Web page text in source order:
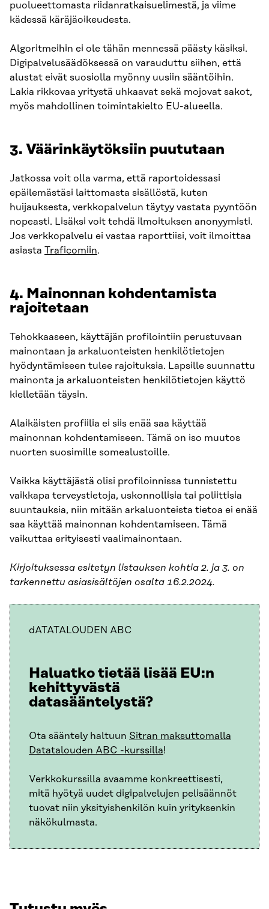
puolueettomasta riidanratkaisuelimestä, ja viime
kädessä käräjäoikeudesta.
Algoritmeihin ei ole tähän mennessä päästy käsiksi.
Digipalvelusäädöksessä on varauduttu siihen, että
alustat eivät suosiolla myönny uusiin sääntöihin.
Lakia rikkovaa yritystä uhkaavat sekä mojovat sakot,
myös mahdollinen toimintakielto EU-alueella.
3. Väärinkäytöksiin puututaan
Jatkossa voit olla varma, että raportoidessasi
epäilemästäsi laittomasta sisällöstä, kuten
huijauksesta, verkkopalvelun täytyy vastata pyyntöön
nopeasti. Lisäksi voit tehdä ilmoituksen anonyymisti.
Jos verkkopalvelu ei vastaa raporttiisi, voit ilmoittaa
asiasta Traficomiin.
4. Mainonnan kohdentamista
rajoitetaan
Tehokkaaseen, käyttäjän profilointiin perustuvaan
mainontaan ja arkaluonteisten henkilötietojen
hyödyntämiseen tulee rajoituksia. Lapsille suunnattu
mainonta ja arkaluonteisten henkilötietojen käyttö
kielletään täysin.
Alaikäisten profiilia ei siis enää saa käyttää
mainonnan kohdentamiseen. Tämä on iso muutos
nuorten suosimille somealustoille.
Vaikka käyttäjästä olisi profiloinnissa tunnistettu
vaikkapa terveystietoja, uskonnollisia tai poliittisia
suuntauksia, niin mitään arkaluonteista tietoa ei enää
saa käyttää mainonnan kohdentamiseen. Tämä
vaikuttaa erityisesti vaalimainontaan.
Kirjoituksessa esitetyn listauksen kohtia 2. ja 3. on
tarkennettu asiasisältöjen osalta 16.2.2024.
dATATALOUDEN ABC
Haluatko tietää lisää EU:n
kehittyvästä
datasääntelystä?
Ota sääntely haltuun Sitran maksuttomalla
Datatalouden ABC -kurssilla!
Verkkokurssilla avaamme konkreettisesti,
mitä hyötyä uudet digipalvelujen pelisäännöt
tuovat niin yksityishenkilön kuin yrityksenkin
näkökulmasta.